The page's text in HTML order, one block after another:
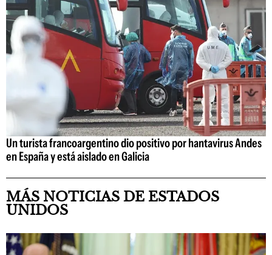
Un turista francoargentino dio positivo por hantavirus Andes
en España y está aislado en Galicia
MÁS NOTICIAS DE ESTADOS
UNIDOS